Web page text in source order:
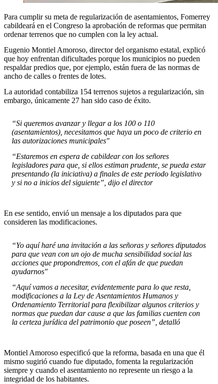
Para cumplir su meta de regularización de asentamientos, Fomerrey
cabildeará en el Congreso la aprobación de reformas que permitan
ordenar terrenos que no cumplen con la ley actual.
Eugenio Montiel Amoroso, director del organismo estatal, explicó
que hoy enfrentan dificultades porque los municipios no pueden
respaldar predios que, por ejemplo, están fuera de las normas de
ancho de calles o frentes de lotes.
La autoridad contabiliza 154 terrenos sujetos a regularización, sin
embargo, únicamente 27 han sido caso de éxito.
“Si queremos avanzar y llegar a los 100 o 110
(asentamientos), necesitamos que haya un poco de criterio en
las autorizaciones municipales"
“Estaremos en espera de cabildear con los señores
legisladores para que, si ellos estiman prudente, se pueda estar
presentando (la iniciativa) a finales de este periodo legislativo
y si no a inicios del siguiente”, dijo el director
En ese sentido, envió un mensaje a los diputados para que
consideren las modificaciones.
“Yo aquí haré una invitación a las señoras y señores diputados
para que vean con un ojo de mucha sensibilidad social las
acciones que propondremos, con el afán de que puedan
ayudarnos"
“Aquí vamos a necesitar, evidentemente para lo que resta,
modificaciones a la Ley de Asentamientos Humanos y
Ordenamiento Territorial para flexibilizar algunos criterios y
normas que puedan dar cause a que las familias cuenten con
la certeza jurídica del patrimonio que poseen”, detalló
Montiel Amoroso especificó que la reforma, basada en una que él
mismo sugirió cuando fue diputado, fomenta la regularización
siempre y cuando el asentamiento no represente un riesgo a la
integridad de los habitantes.